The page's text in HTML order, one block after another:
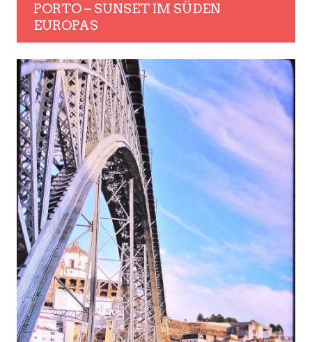
PORTO – SUNSET IM SÜDEN
EUROPAS